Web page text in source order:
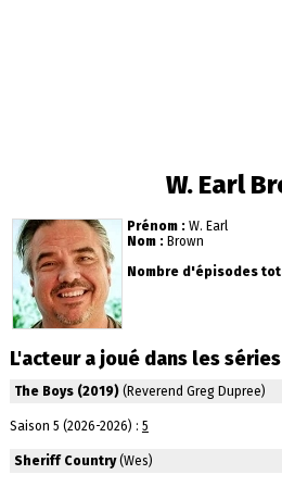
W. Earl
Prénom : W. Earl
Nom : Brown
Nombre d'épisodes
L'acteur a joué dans les
The Boys (2019)(Reverend Greg Dupree)
Saison 5 (2026-2026) : 5
Sheriff Country(Wes)